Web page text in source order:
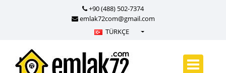
+90 (488) 502-7374
emlak72com@gmail.com
TÜRKÇE
English - English